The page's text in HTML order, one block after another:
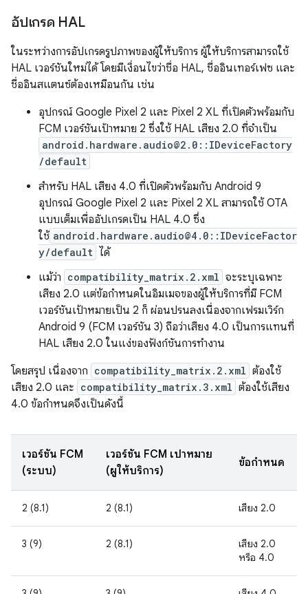
อัปเกรด HAL
ในระหว่างการอัปเกรดรูปภาพของผู้ให้บริการ ผู้ให้บริการสามารถใช้
HAL เวอร์ชันใหม่ได้ โดยมีเงื่อนไขว่าชื่อ HAL, ชื่ออินเทอร์เฟซ และ
ชื่ออินสแตนซ์ต้องเหมือนกัน เช่น
อุปกรณ์ Google Pixel 2 และ Pixel 2 XL ที่เปิดตัวพร้อมกับ
FCM เวอร์ชันเป้าหมาย 2 ซึ่งใช้ HAL เสียง 2.0 ที่จำเป็น
android.hardware.audio@2.0::IDeviceFactory
/default
สำหรับ HAL เสียง 4.0 ที่เปิดตัวพร้อมกับ Android 9
อุปกรณ์ Google Pixel 2 และ Pixel 2 XL สามารถใช้ OTA
แบบเต็มเพื่ออัปเกรดเป็น HAL 4.0 ซึ่ง
ใช้ android.hardware.audio@4.0::IDeviceFactor
y/default ได้
แม้ว่า compatibility_matrix.2.xml จะระบุเฉพาะ
เสียง 2.0 แต่ข้อกำหนดในอิมเมจของผู้ให้บริการที่มี FCM
เวอร์ชันเป้าหมายเป็น 2 ก็ ผ่อนปรนลงเนื่องจากเฟรมเวิร์ก
Android 9 (FCM เวอร์ชัน 3) ถือว่าเสียง 4.0 เป็นการแทนที่
HAL เสียง 2.0 ในแง่ของฟังก์ชันการทำงาน
โดยสรุป เนื่องจาก compatibility_matrix.2.xml ต้องใช้
เสียง 2.0 และ compatibility_matrix.3.xml ต้องใช้เสียง
4.0 ข้อกำหนดจึงเป็นดังนี้
เวอร์ชัน FCM
(ระบบ)
เวอร์ชัน FCM เป้าหมาย
(ผู้ให้บริการ)
ข้อกำหนด
2 (8.1) 2 (8.1) เสียง 2.0
3 (9) 2 (8.1)
เสียง 2.0
หรือ 4.0